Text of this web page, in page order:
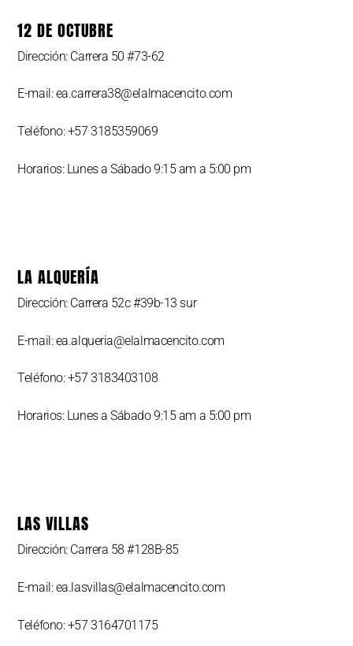
12 DE OCTUBRE
Dirección: Carrera 50 #73-62
E-mail: ea.carrera38@elalmacencito.com
Teléfono: +57 3185359069
Horarios: Lunes a Sábado 9:15 am a 5:00 pm
LA ALQUERÍA
Dirección: Carrera 52c #39b-13 sur
E-mail: ea.alqueria@elalmacencito.com
Teléfono: +57 3183403108
Horarios: Lunes a Sábado 9:15 am a 5:00 pm
LAS VILLAS
Dirección: Carrera 58 #128B-85
E-mail: ea.lasvillas@elalmacencito.com
Teléfono: +57 3164701175